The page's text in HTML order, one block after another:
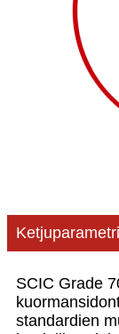
Ketjuparametri
SCIC Grade
standardien